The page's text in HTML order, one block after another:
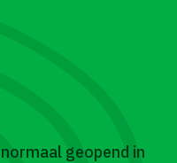
geopend in